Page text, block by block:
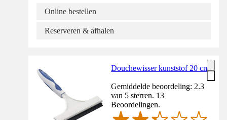
Online bestellen
Reserveren & afhalen
Douchewisser kunststof 20 cm
Gemiddelde beoordeling: 2.3
van 5 sterren. 13
Beoordelingen.